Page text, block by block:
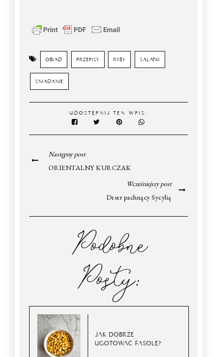
OBIAD PRZEPISY RYBY SALATKI
SNIADANIE
UDOSTĘPNIJ TEN WPIS:
Następny post
ORIENTALNY KURCZAK
Wcześniejszy post
Deser pachnący Sycylią
Podobne
Posty:
JAK DOBRZE
UGOTOWAĆ FASOLĘ?